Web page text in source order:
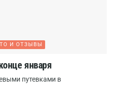
И ОТЗЫВЫ
января
путевками в